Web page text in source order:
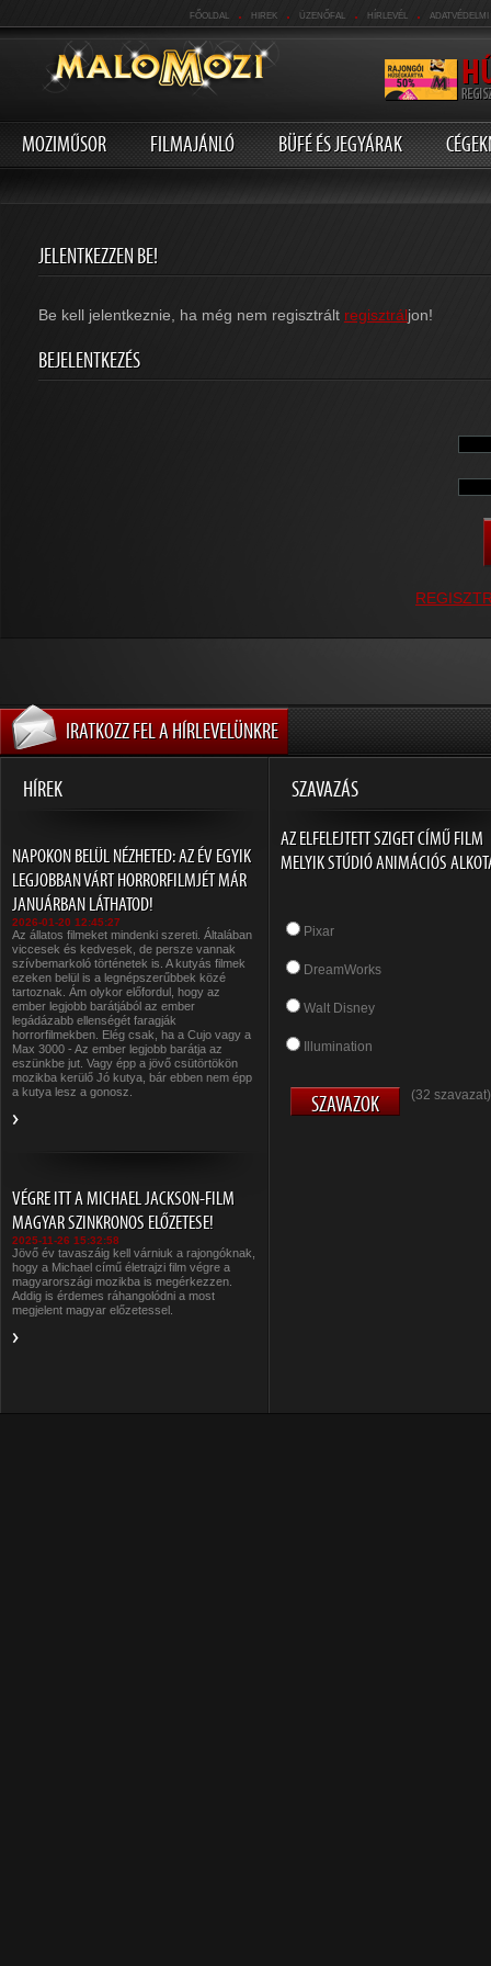
FŐOLDAL . HIREK . ÜZENŐFAL . HÍRLEVÉL . ADATVÉDELMI
MOZIMŰSOR FILMAJÁNLÓ BÜFÉ ÉS JEGYÁRAK
JELENTKEZZEN BE!
Be kell jelentkeznie, ha még nem regisztrált regisztráljon!
BEJELENTKEZÉS
IRATKOZZ FEL A HÍRLEVELÜNKRE
HÍREK SZAVAZÁS
NAPOKON BELÜL NÉZHETED: AZ ÉV EGYIK
LEGJOBBAN VÁRT HORRORFILMJÉT MÁR
JANUÁRBAN LÁTHATOD!
2026-01-20 12:45:27
Az állatos filmeket mindenki szereti. Általában
viccesek és kedvesek, de persze vannak
szívbemarkoló történetek is. A kutyás filmek
ezeken belül is a legnépszerűbbek közé
tartoznak. Ám olykor előfordul, hogy az
ember legjobb barátjából az ember
legádázabb ellenségét faragják
horrorfilmekben. Elég csak, ha a Cujo vagy a
Max 3000 - Az ember legjobb barátja az
eszünkbe jut. Vagy épp a jövő csütörtökön
mozikba kerülő Jó kutya, bár ebben nem épp
a kutya lesz a gonosz.
VÉGRE ITT A MICHAEL JACKSON-FILM
MAGYAR SZINKRONOS ELŐZETESE!
2025-11-26 15:32:58
Jövő év tavaszáig kell várniuk a rajongóknak,
hogy a Michael című életrajzi film végre a
magyarországi mozikba is megérkezzen.
Addig is érdemes ráhangolódni a most
megjelent magyar előzetessel.
AZ ELFELEJTETT SZIGET CÍMŰ FILM
MELYIK STÚDIÓ ANIMÁCIÓS
Pixar
DreamWorks
Walt Disney
Illumination
(32 szavazat)